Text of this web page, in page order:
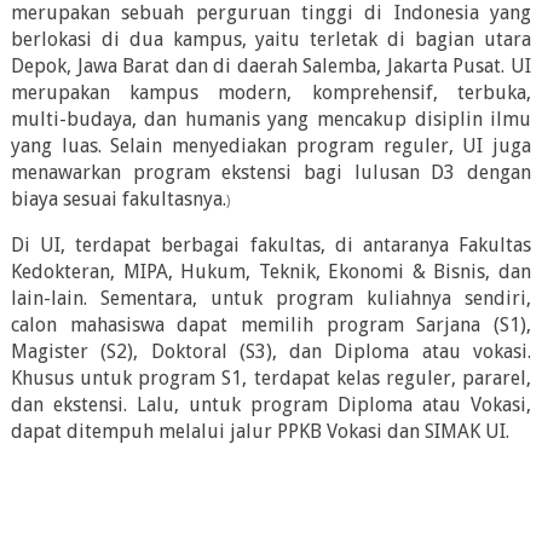
merupakan sebuah perguruan tinggi di Indonesia yang
berlokasi di dua kampus, yaitu terletak di bagian utara
Depok, Jawa Barat dan di daerah Salemba, Jakarta Pusat. UI
merupakan kampus modern, komprehensif, terbuka,
multi-budaya, dan humanis yang mencakup disiplin ilmu
yang luas. Selain menyediakan program reguler, UI juga
menawarkan program ekstensi bagi lulusan D3 dengan
biaya sesuai fakultasnya.)
Di UI, terdapat berbagai fakultas, di antaranya Fakultas
Kedokteran, MIPA, Hukum, Teknik, Ekonomi & Bisnis, dan
lain-lain. Sementara, untuk program kuliahnya sendiri,
calon mahasiswa dapat memilih program Sarjana (S1),
Magister (S2), Doktoral (S3), dan Diploma atau vokasi.
Khusus untuk program S1, terdapat kelas reguler, pararel,
dan ekstensi. Lalu, untuk program Diploma atau Vokasi,
dapat ditempuh melalui jalur PPKB Vokasi dan SIMAK UI.